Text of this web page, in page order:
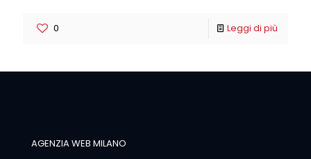
0 Leggi di più
AGENZIA WEB MILANO